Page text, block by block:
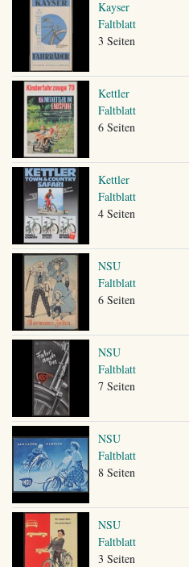
Kayser
Faltblatt
3 Seiten
Kettler
Faltblatt
6 Seiten
Kettler
Faltblatt
4 Seiten
NSU
Faltblatt
6 Seiten
NSU
Faltblatt
7 Seiten
NSU
Faltblatt
8 Seiten
NSU
Faltblatt
3 Seiten